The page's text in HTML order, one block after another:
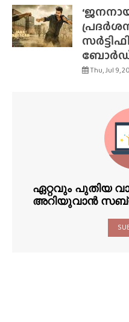
Thu, Jul 9,
ഏറ്റവും പുതിയ
അറിയുവാൻ